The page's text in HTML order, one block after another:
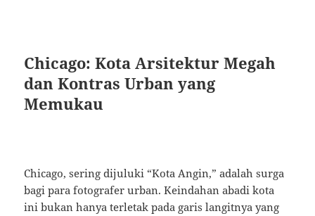
Chicago: Kota Arsitektur Megah
dan Kontras Urban yang
Memukau
Chicago, sering dijuluki “Kota Angin,” adalah surga
bagi para fotografer urban. Keindahan abadi kota
ini bukan hanya terletak pada garis langitnya yang